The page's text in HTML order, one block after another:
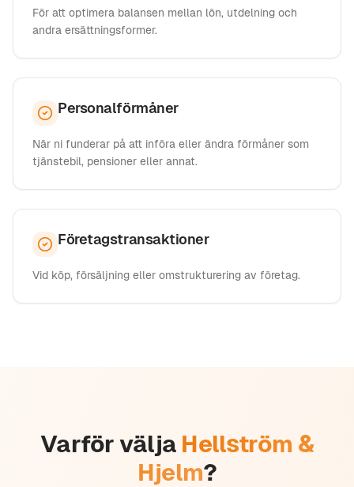
För att optimera balansen mellan lön, utdelning och
andra ersättningsformer.
Personalförmåner
När ni funderar på att införa eller ändra förmåner som
tjänstebil, pensioner eller annat.
Företagstransaktioner
Vid köp, försäljning eller omstrukturering av företag.
Varför välja Hellström &
Hjelm?